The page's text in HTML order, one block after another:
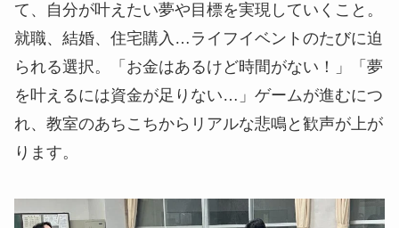
て、自分が叶えたい夢や目標を実現していくこと。
就職、結婚、住宅購入…ライフイベントのたびに迫
られる選択。「お金はあるけど時間がない！」「夢
を叶えるには資金が足りない…」ゲームが進むにつ
れ、教室のあちこちからリアルな悲鳴と歓声が上が
ります。